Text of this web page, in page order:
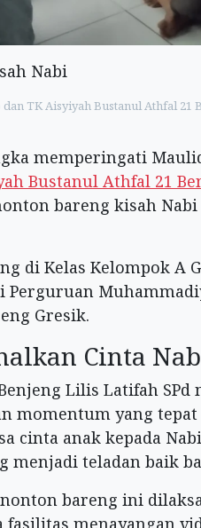
TK Aisyiyah Bustanul Athfal 21
memperingati
Bustanul Athfal 21
bareng kisah
di Kelas Kelompok A
Perguruan
Gresik.
Cinta
Lilis Latifah SPd
momentum yang
cinta anak kepada
menjadi teladan baik
bareng ini
fasilitas menayangan